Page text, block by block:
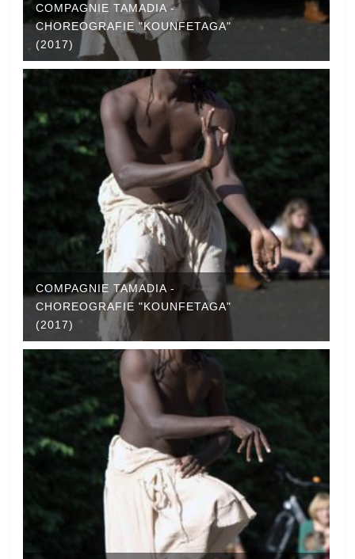
COMPAGNIE TAMADIA -
CHOREOGRAFIE "KOUNFETAGA"
(2017)
COMPAGNIE TAMADIA -
CHOREOGRAFIE "KOUNFETAGA"
(2017)